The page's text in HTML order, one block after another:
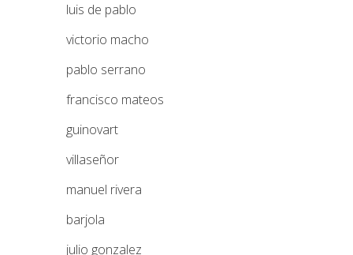
luis de pablo
victorio macho
pablo serrano
francisco mateos
guinovart
villaseñor
manuel rivera
barjola
julio gonzalez